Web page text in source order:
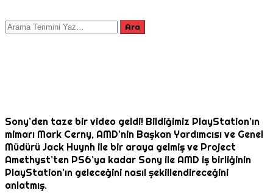
Sony’den taze bir video geldi! Bildiğimiz PlayStation’ın
mimarı Mark Cerny, AMD’nin Başkan Yardımcısı ve Genel
Müdürü Jack Huynh ile bir araya gelmiş ve Project
Amethyst’ten PS6’ya kadar Sony ile AMD iş birliğinin
PlayStation’ın geleceğini nasıl şekillendireceğini
anlatmış.